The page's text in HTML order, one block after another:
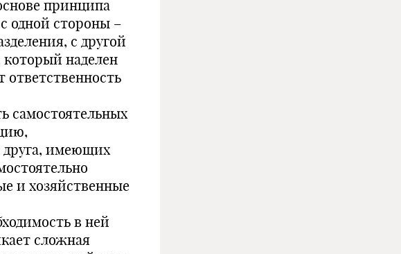
принципа
одной стороны –
с другой
наделен
самостоятельных
друга, имеющих
и хозяйственные
в ней
сложная